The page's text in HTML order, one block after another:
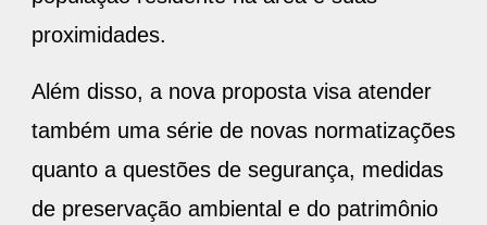
proximidades.
Além disso, a nova proposta visa atender
também uma série de novas normatizações
quanto a questões de segurança, medidas
de preservação ambiental e do patrimônio